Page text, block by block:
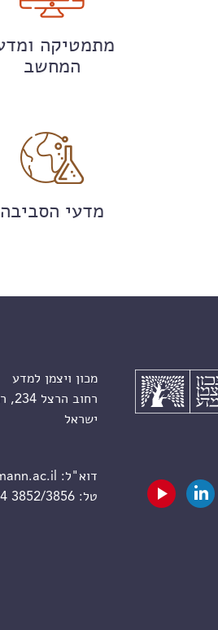
מתמטיקה
המחשב
מדעי הסביבה
מכון ויצמן למדע
רחוב הרצל 234, רחובות 7610001
ישראל
דוא"ל:
טל:3852/3856